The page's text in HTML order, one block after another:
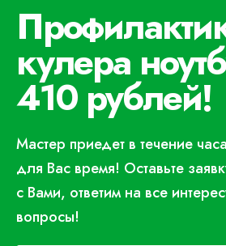
кулера
410 рублей!
Мастер приедет в течение
для Вас время! Оставьте
с Вами, ответим на все
вопросы!